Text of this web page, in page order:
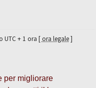
per migliorare
UTC + 1 ora [ora legale]